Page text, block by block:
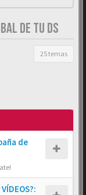
DE TU DS
25 temas
de